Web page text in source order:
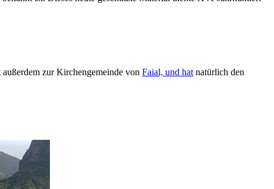
zur Kirchengemeinde von Faial, und hat natürlich den